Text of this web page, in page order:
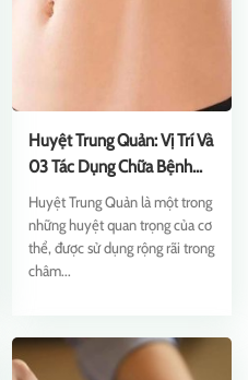
Huyệt Trung Quản: Vị Trí Và
03 Tác Dụng Chữa Bệnh
Nổi Bật
Huyệt Trung Quản là một trong
những huyệt quan trọng của cơ
thể, được sử dụng rộng rãi trong
châm...